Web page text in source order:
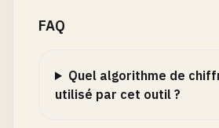
FAQ
Quel algorithme de
utilisé par cet outil ?